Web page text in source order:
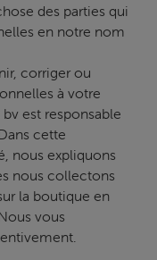
des parties qui
en notre nom
corriger ou
à votre
est responsable
cette
nous expliquons
nous collectons
la boutique en
vous